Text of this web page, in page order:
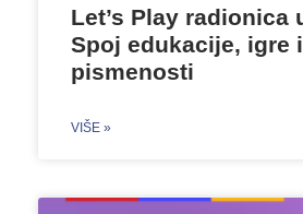
Let’s Play radionica
Spoj edukacije, igre
pismenosti
VIŠE »